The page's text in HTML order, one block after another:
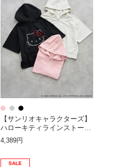
【サンリオキャラクターズ】
ハローキティラインストーン
半袖ZIPパーカー
4,389円
SALE